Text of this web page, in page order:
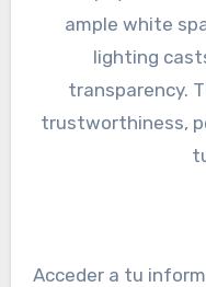
Acceder a tu